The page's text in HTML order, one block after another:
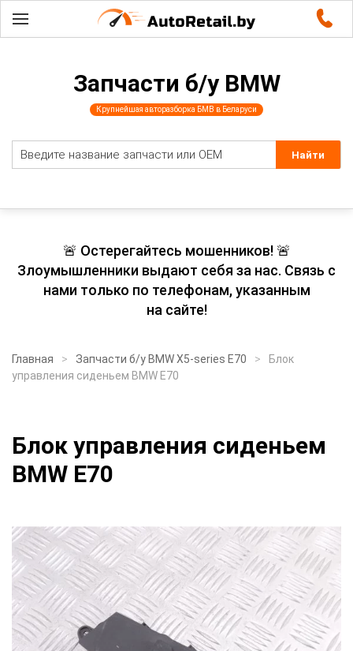
Запчасти б/у BMW
Крупнейшая авторазборка БМВ в Беларуси
🚨 Остерегайтесь мошенников! 🚨
Злоумышленники выдают себя за нас. Связь с
нами только по телефонам, указанным
на сайте!
Главная Запчасти б/у BMW X5-series E70
Блок
управления сиденьем BMW E70
Блок управления сиденьем
BMW E70